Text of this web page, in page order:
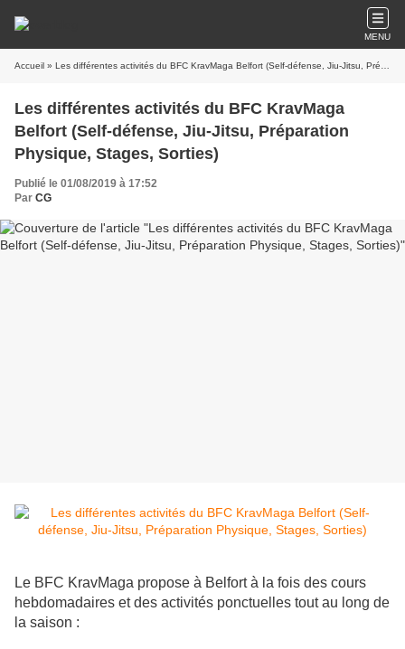
MENU
Accueil » Les différentes activités du BFC KravMaga Belfort (Self-défense, Jiu-Jitsu, Préparation Physique, Stages, Sorties)
Les différentes activités du BFC KravMaga
Belfort (Self-défense, Jiu-Jitsu, Préparation
Physique, Stages, Sorties)
Publié le 01/08/2019 à 17:52
Par CG
Le BFC KravMaga propose à Belfort à la fois des cours
hebdomadaires et des activités ponctuelles tout au long de
la saison :